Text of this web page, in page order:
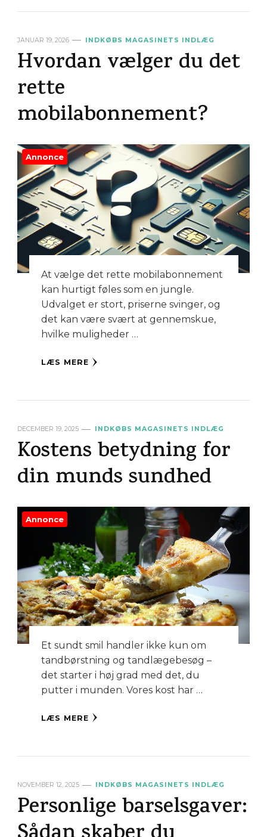
JANUAR 19, 2026 INDKØBS MAGASINETS INDLÆG
Hvordan vælger du det
rette
mobilabonnement?
Annonce
At vælge det rette mobilabonnement
kan hurtigt føles som en jungle.
Udvalget er stort, priserne svinger, og
det kan være svært at gennemskue,
hvilke muligheder …
LÆS MERE
DECEMBER 19, 2025 INDKØBS MAGASINETS INDLÆG
Kostens betydning for
din munds sundhed
Annonce
Et sundt smil handler ikke kun om
tandbørstning og tandlægebesøg –
det starter i høj grad med det, du
putter i munden. Vores kost har …
LÆS MERE
NOVEMBER 12, 2025 INDKØBS MAGASINETS INDLÆG
Personlige barselsgaver: